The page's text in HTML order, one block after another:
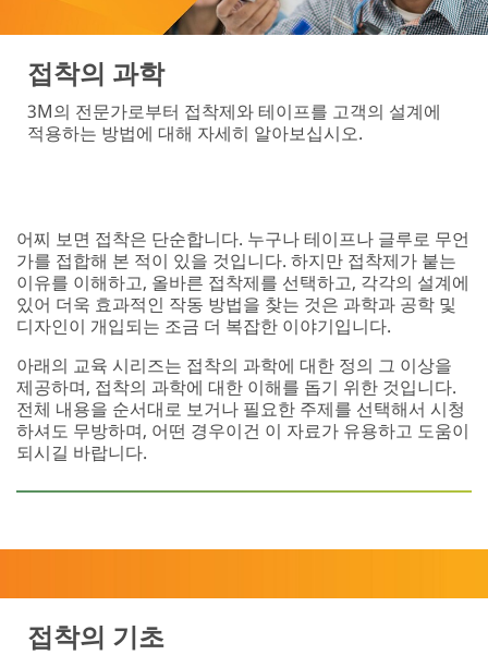
접착의 과학
3M의 전문가로부터 접착제와 테이프를 고객의 설계에
적용하는 방법에 대해 자세히 알아보십시오.
어찌 보면 접착은 단순합니다. 누구나 테이프나 글루로 무언
가를 접합해 본 적이 있을 것입니다. 하지만 접착제가 붙는
이유를 이해하고, 올바른 접착제를 선택하고, 각각의 설계에
있어 더욱 효과적인 작동 방법을 찾는 것은 과학과 공학 및
디자인이 개입되는 조금 더 복잡한 이야기입니다.
아래의 교육 시리즈는 접착의 과학에 대한 정의 그 이상을
제공하며, 접착의 과학에 대한 이해를 돕기 위한 것입니다.
전체 내용을 순서대로 보거나 필요한 주제를 선택해서 시청
하셔도 무방하며, 어떤 경우이건 이 자료가 유용하고 도움이
되시길 바랍니다.
접착의 기초